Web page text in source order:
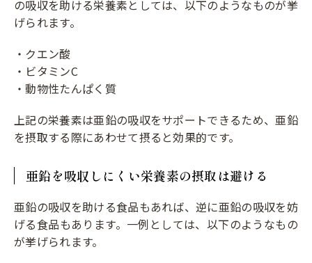
の吸収を助ける栄養素としては、以下のようなものが挙
げられます。
・クエン酸
・ビタミンC
・動物性たんぱく質
上記の栄養素は亜鉛の吸収をサポートできるため、亜鉛
を摂取する際にあわせて摂ると効果的です。
亜鉛を吸収しにくい栄養素の摂取は避ける
亜鉛の吸収を助ける食品もあれば、逆に亜鉛の吸収を妨
げる食品もあります。一例としては、以下のようなもの
が挙げられます。